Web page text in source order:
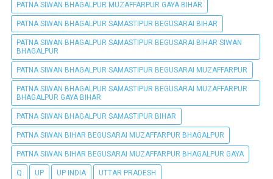
PATNA SIWAN BHAGALPUR MUZAFFARPUR GAYA BIHAR
PATNA SIWAN BHAGALPUR SAMASTIPUR BEGUSARAI BIHAR
PATNA SIWAN BHAGALPUR SAMASTIPUR BEGUSARAI BIHAR SIWAN
BHAGALPUR
PATNA SIWAN BHAGALPUR SAMASTIPUR BEGUSARAI MUZAFFARPUR
PATNA SIWAN BHAGALPUR SAMASTIPUR BEGUSARAI MUZAFFARPUR
BHAGALPUR GAYA BIHAR
PATNA SIWAN BHAGALPUR SAMASTIPUR BIHAR
PATNA SIWAN BIHAR BEGUSARAI MUZAFFARPUR BHAGALPUR
PATNA SIWAN BIHAR BEGUSARAI MUZAFFARPUR BHAGALPUR GAYA
Q UP UP INDIA UTTAR PRADESH